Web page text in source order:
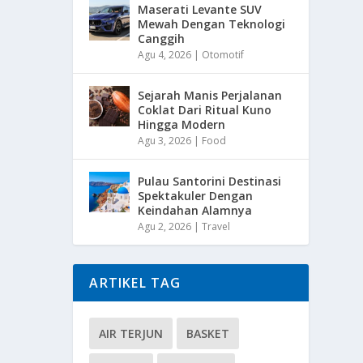
Maserati Levante SUV
Mewah Dengan Teknologi
Canggih
Agu 4, 2026 | Otomotif
Sejarah Manis Perjalanan
Coklat Dari Ritual Kuno
Hingga Modern
Agu 3, 2026 | Food
Pulau Santorini Destinasi
Spektakuler Dengan
Keindahan Alamnya
Agu 2, 2026 |Travel
ARTIKEL TAG
AIR TERJUN BASKET